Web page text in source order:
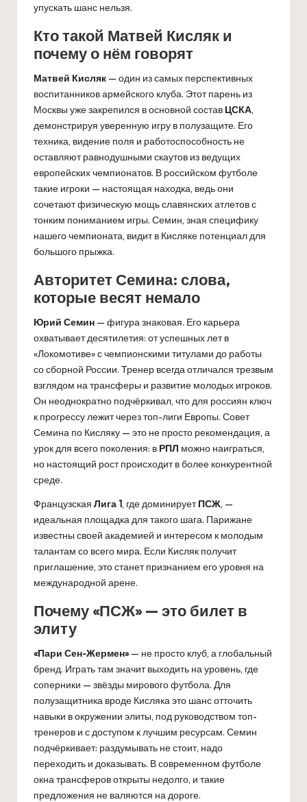
упускать шанс нельзя.
Кто такой Матвей Кисляк и
почему о нём говорят
Матвей Кисляк — один из самых перспективных
воспитанников армейского клуба. Этот парень из
Москвы уже закрепился в основной состав ЦСКА,
демонстрируя уверенную игру в полузащите. Его
техника, видение поля и работоспособность не
оставляют равнодушными скаутов из ведущих
европейских чемпионатов. В российском футболе
такие игроки — настоящая находка, ведь они
сочетают физическую мощь славянских атлетов с
тонким пониманием игры. Семин, зная специфику
нашего чемпионата, видит в Кисляке потенциал для
большого прыжка.
Авторитет Семина: слова,
которые весят немало
Юрий Семин — фигура знаковая. Его карьера
охватывает десятилетия: от успешных лет в
«Локомотиве» с чемпионскими титулами до работы
со сборной России. Тренер всегда отличался трезвым
взглядом на трансферы и развитие молодых игроков.
Он неоднократно подчёркивал, что для россиян ключ
к прогрессу лежит через топ-лиги Европы. Совет
Семина по Кисляку — это не просто рекомендация, а
урок для всего поколения: в РПЛ можно наиграться,
но настоящий рост происходит в более конкурентной
среде.
Французская Лига 1, где доминируетПСЖ, —
идеальная площадка для такого шага. Парижане
известны своей академией и интересом к молодым
талантам со всего мира. Если Кисляк получит
приглашение, это станет признанием его уровня на
международной арене.
Почему «ПСЖ» — это билет в
элиту
«Пари Сен-Жермен»— не просто клуб, а глобальный
бренд. Играть там значит выходить на уровень, где
соперники — звёзды мирового футбола. Для
полузащитника вроде Кисляка это шанс отточить
навыки в окружении элиты, под руководством топ-
тренеров и с доступом к лучшим ресурсам. Семин
подчёркивает: раздумывать не стоит, надо
переходить и доказывать. В современном футболе
окна трансферов открыты недолго, и такие
предложения не валяются на дороге.